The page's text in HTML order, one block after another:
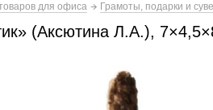
для офиса Грамоты, подарки и
(Аксютина Л.А.),